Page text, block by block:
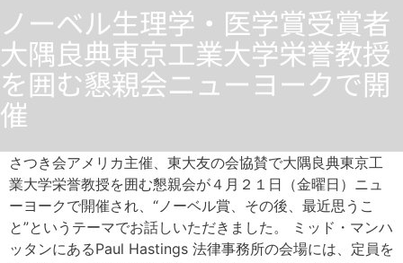
ノーベル生理学・医学賞受賞者
大隅良典東京工業大学栄誉教授
を囲む懇親会ニューヨークで開
催
さつき会アメリカ主催、東大友の会協賛で大隅良典東京工
業大学栄誉教授を囲む懇親会が４月２１日（金曜日）ニュ
ーヨークで開催され、“ノーベル賞、その後、最近思うこ
と”というテーマでお話しいただきました。 ミッド・マンハ
ッタンにあるPaul Hastings 法律事務所の会場には、定員を